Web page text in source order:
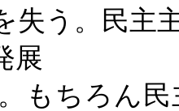
失う。民主
展
もちろん